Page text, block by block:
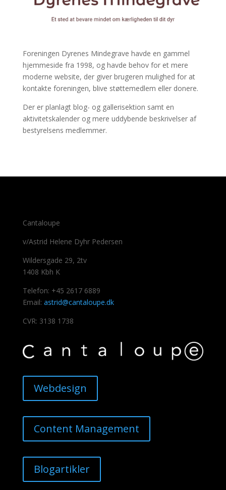
Foreningen Dyrenes Mindegrave havde en gammel
hjemmeside fra 1998, og havde behov for et mere
moderne website, der giver brugeren mulighed for at
kontakte foreningen, blive støttemedlem eller donere.
Der er planlagt blog- og gallerisektion samt en
aktivitetskalender og mere uddybende beskrivelser af
bestyrelsens medlemmer.
Cantaloupe
v/Astrid Helene Dyhr Pedersen
Wildersgade 29, 2tv
1408 Kbh K
Telefon: +45 2617 6889
Email: astrid@cantaloupe.dk
CVR: 3138 1738
Webdesign
Content Management
Blogartikler